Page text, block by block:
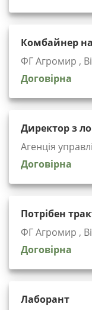
Комбайнер на
ФГ Агромир ,
Договірна
Директор з
Агенція
Договірна
Потрібен
ФГ Агромир ,
Договірна
Лаборант